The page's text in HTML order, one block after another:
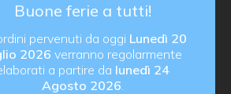
Buone ferie a tutti!
pervenuti da oggi Lunedì 20
2026 verranno regolarmente
a partire da lunedì 24
Agosto 2026.
14, 24040 Verdellino (BG) Italy
P. IVA IT03184540163